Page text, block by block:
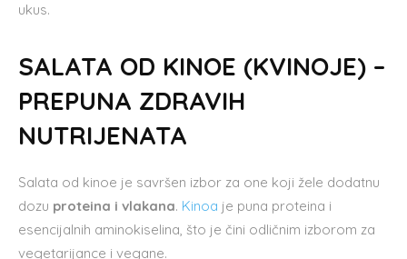
ukus.
SALATA OD KINOE (KVINOJE) –
PREPUNA ZDRAVIH
NUTRIJENATA
Salata od kinoe je savršen izbor za one koji žele dodatnu
dozu proteina i vlakana. Kinoa je puna proteina i
esencijalnih aminokiselina, što je čini odličnim izborom za
vegetarijance i vegane.